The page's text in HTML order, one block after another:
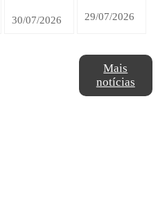
30/07/2026 29/07/2026
Mais
notícias